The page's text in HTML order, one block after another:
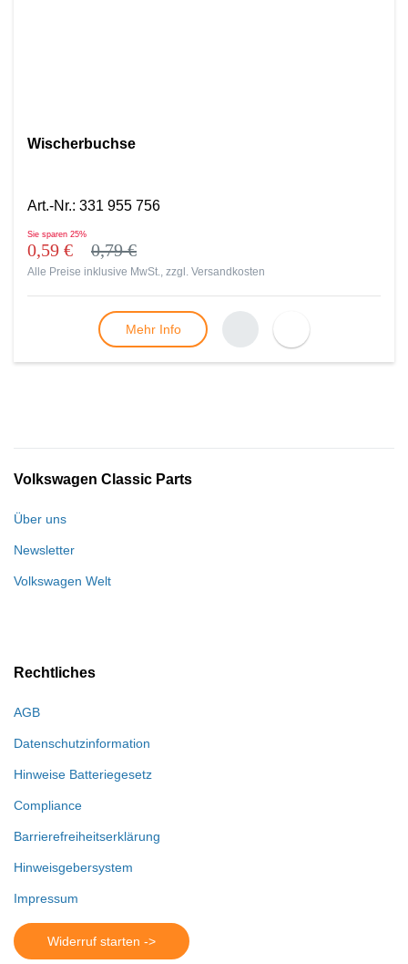
Wischerbuchse
Art.-Nr.: 331 955 756
Sie sparen 25%
0,59 € 0,79 €
Alle Preise inklusive MwSt., zzgl. Versandkosten
Mehr Info
Volkswagen Classic Parts
Über uns
Newsletter
Volkswagen Welt
Rechtliches
AGB
Datenschutzinformation
Hinweise Batteriegesetz
Compliance
Barrierefreiheitserklärung
Hinweisgebersystem
Impressum
Widerruf starten ->